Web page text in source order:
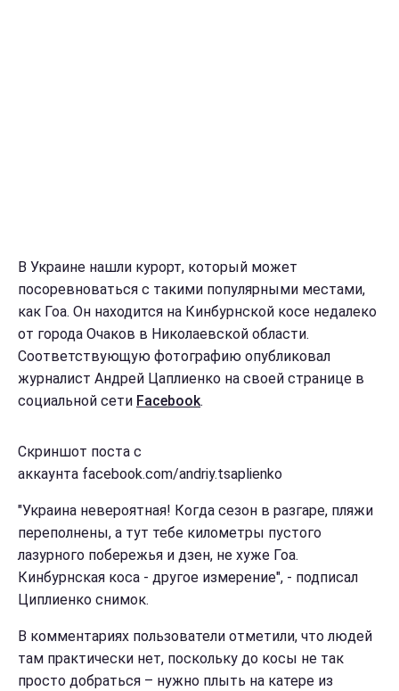
В Украине нашли курорт, который может
посоревноваться с такими популярными местами,
как Гоа. Он находится на Кинбурнской косе недалеко
от города Очаков в Николаевской области.
Соответствующую фотографию опубликовал
журналист Андрей Цаплиенко на своей странице в
социальной сети Facebook.
Скриншот поста с
аккаунта facebook.com/andriy.tsaplienko
"Украина невероятная! Когда сезон в разгаре, пляжи
переполнены, а тут тебе километры пустого
лазурного побережья и дзен, не хуже Гоа.
Кинбурнская коса - другое измерение", - подписал
Циплиенко снимок.
В комментариях пользователи отметили, что людей
там практически нет, поскольку до косы не так
просто добраться – нужно плыть на катере из